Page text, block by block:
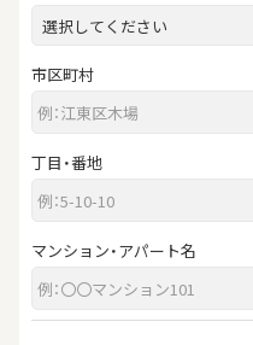
市区町村
丁目・番地
マンション・アパート名